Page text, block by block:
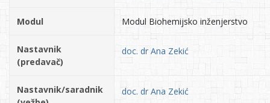
Modul Modul Biohemijsko inženjerstvo
Nastavnik
(predavač)
doc. dr Ana Zekić
Nastavnik/saradnik
doc. dr Ana Zekić